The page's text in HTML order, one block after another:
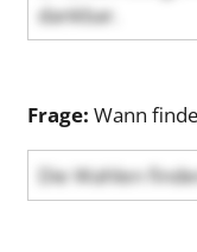
dankbar.
Frage: Wann
Die Wahlen